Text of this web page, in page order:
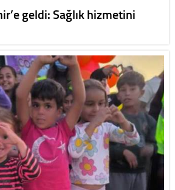
geldi: Sağlık hizmetini